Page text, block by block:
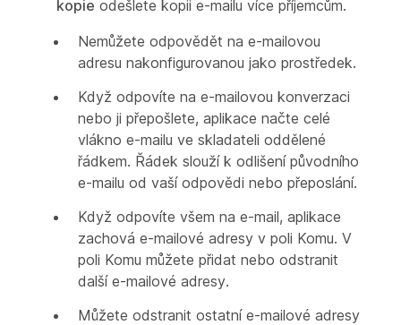
kopie odešlete kopii e-mailu více příjemcům.
Nemůžete odpovědět na e-mailovou
adresu nakonfigurovanou jako prostředek.
Když odpovíte na e-mailovou konverzaci
nebo ji přepošlete, aplikace načte celé
vlákno e-mailu ve skladateli oddělené
řádkem. Řádek slouží k odlišení původního
e-mailu od vaší odpovědi nebo přeposlání.
Když odpovíte všem na e-mail, aplikace
zachová e-mailové adresy v poli Komu. V
poli Komu můžete přidat nebo odstranit
další e-mailové adresy.
Můžete odstranit ostatní e-mailové adresy